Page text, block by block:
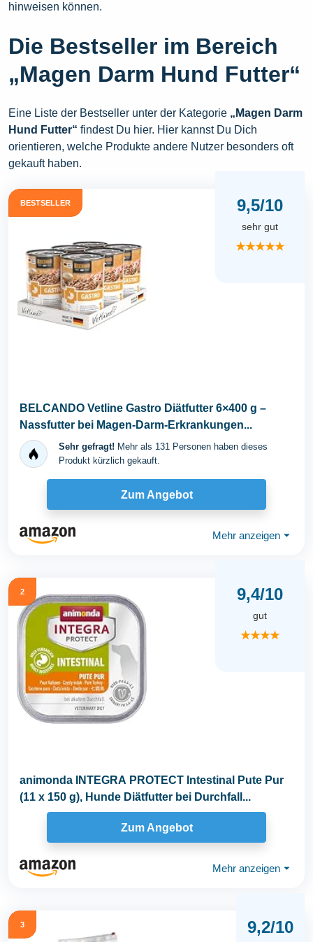
hinweisen können.
Die Bestseller im Bereich
„Magen Darm Hund Futter“
Eine Liste der Bestseller unter der Kategorie „Magen Darm
Hund Futter“ findest Du hier. Hier kannst Du Dich
orientieren, welche Produkte andere Nutzer besonders oft
gekauft haben.
BESTSELLER 9,5/10
sehr gut
★★★★★
BELCANDO Vetline Gastro Diätfutter 6×400 g –
Nassfutter bei Magen-Darm-Erkrankungen...
Sehr gefragt! Mehr als 131 Personen haben dieses
Produkt kürzlich gekauft.
Zum Angebot
Mehr anzeigen ⏷
2 9,4/10
gut
★★★★
animonda INTEGRA PROTECT Intestinal Pute Pur
(11 x 150 g), Hunde Diätfutter bei Durchfall...
Zum Angebot
Mehr anzeigen ⏷
3 9,2/10